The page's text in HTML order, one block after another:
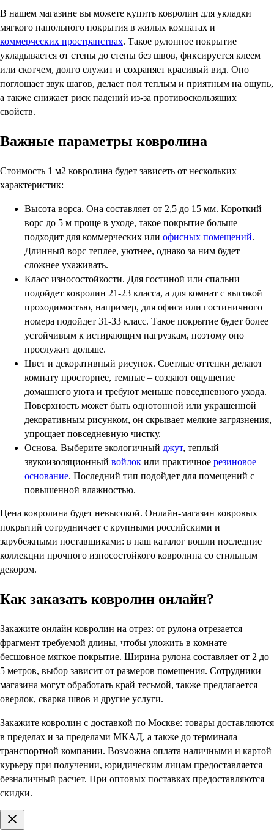
В нашем магазине вы можете купить ковролин для укладки
мягкого напольного покрытия в жилых комнатах и
коммерческих пространствах. Такое рулонное покрытие
укладывается от стены до стены без швов, фиксируется клеем
или скотчем, долго служит и сохраняет красивый вид. Оно
поглощает звук шагов, делает пол теплым и приятным на ощупь,
а также снижает риск падений из-за противоскользящих
свойств.
Важные параметры ковролина
Стоимость 1 м2 ковролина будет зависеть от нескольких
характеристик:
Высота ворса. Она составляет от 2,5 до 15 мм. Короткий
ворс до 5 м проще в уходе, такое покрытие больше
подходит для коммерческих или офисных помещений.
Длинный ворс теплее, уютнее, однако за ним будет
сложнее ухаживать.
Класс износостойкости. Для гостиной или спальни
подойдет ковролин 21-23 класса, а для комнат с высокой
проходимостью, например, для офиса или гостиничного
номера подойдет 31-33 класс. Такое покрытие будет более
устойчивым к истирающим нагрузкам, поэтому оно
прослужит дольше.
Цвет и декоративный рисунок. Светлые оттенки делают
комнату просторнее, темные – создают ощущение
домашнего уюта и требуют меньше повседневного ухода.
Поверхность может быть однотонной или украшенной
декоративным рисунком, он скрывает мелкие загрязнения,
упрощает повседневную чистку.
Основа. Выберите экологичный джут, теплый
звукоизоляционный войлок или практичное резиновое
основание. Последний тип подойдет для помещений с
повышенной влажностью.
Цена ковролина будет невысокой. Онлайн-магазин ковровых
покрытий сотрудничает с крупными российскими и
зарубежными поставщиками: в наш каталог вошли последние
коллекции прочного износостойкого ковролина со стильным
декором.
Как заказать ковролин онлайн?
Закажите онлайн ковролин на отрез: от рулона отрезается
фрагмент требуемой длины, чтобы уложить в комнате
бесшовное мягкое покрытие. Ширина рулона составляет от 2 до
5 метров, выбор зависит от размеров помещения. Сотрудники
магазина могут обработать край тесьмой, также предлагается
оверлок, сварка швов и другие услуги.
Закажите ковролин с доставкой по Москве: товары доставляются
в пределах и за пределами МКАД, а также до терминала
транспортной компании. Возможна оплата наличными и картой
курьеру при получении, юридическим лицам предоставляется
безналичный расчет. При оптовых поставках предоставляются
скидки.